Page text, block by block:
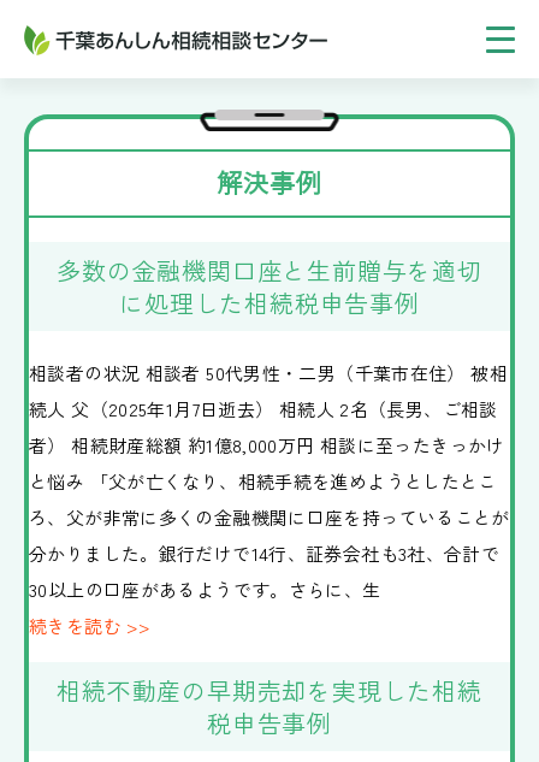
TOP
ご相談の流れ
事務所紹介
お客様の声
解決事例
新着情報
0120-70-2306
電話受付時間 平日 9:00-18:00
解決事例
多数の金融機関口座と生前贈与を適切
に処理した相続税申告事例
相談者の状況 相談者 50代男性・二男（千葉市在住） 被相
続人 父（2025年1月7日逝去） 相続人 2名（長男、ご相談
者） 相続財産総額 約1億8,000万円 相談に至ったきっかけ
と悩み 「父が亡くなり、相続手続を進めようとしたとこ
ろ、父が非常に多くの金融機関に口座を持っていることが
分かりました。銀行だけで14行、証券会社も3社、合計で
30以上の口座があるようです。さらに、生
続きを読む >>
相続不動産の早期売却を実現した相続
税申告事例